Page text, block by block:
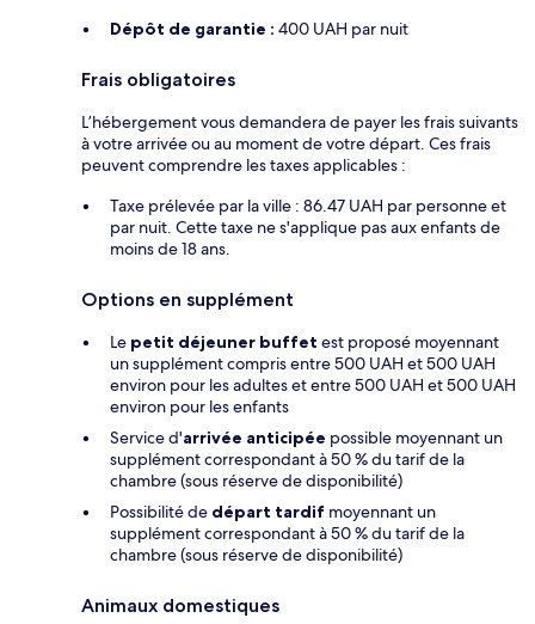
Dépôt de garantie : 400 UAH par nuit
Frais obligatoires
L’hébergement vous demandera de payer les frais suivants
à votre arrivée ou au moment de votre départ. Ces frais
peuvent comprendre les taxes applicables :
Taxe prélevée par la ville : 86.47 UAH par personne et
par nuit. Cette taxe ne s'applique pas aux enfants de
moins de 18 ans.
Options en supplément
Le petit déjeuner buffet est proposé moyennant
un supplément compris entre 500 UAH et 500 UAH
environ pour les adultes et entre 500 UAH et 500 UAH
environ pour les enfants
Service d'arrivée anticipée possible moyennant un
supplément correspondant à 50 % du tarif de la
chambre (sous réserve de disponibilité)
Possibilité de départ tardif moyennant un
supplément correspondant à 50 % du tarif de la
chambre (sous réserve de disponibilité)
Animaux domestiques